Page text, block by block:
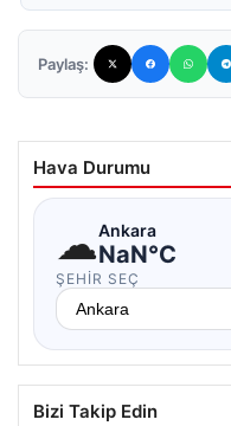
Paylaş:
Hava Durumu
☁Ankara
NaN°C
ŞEHIR SEÇ
Bizi Takip Edin